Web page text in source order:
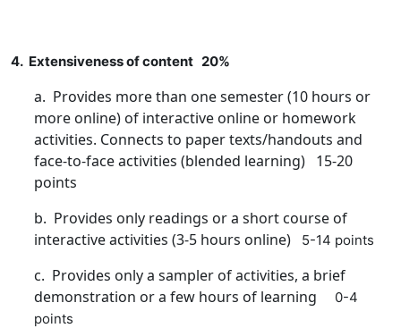
4. Extensiveness of content 20%
a. Provides more than one semester (10 hours or
more online) of interactive online or homework
activities. Connects to paper texts/handouts and
face-to-face activities (blended learning) 15-20
points
b. Provides only readings or a short course of
interactive activities (3-5 hours online)
5-14 points
c. Provides only a sampler of activities, a brief
demonstration or a few hours of learning
0-4
points